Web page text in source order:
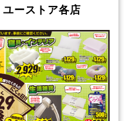
ーストア各店